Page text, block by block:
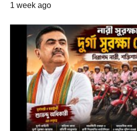
1 week ago